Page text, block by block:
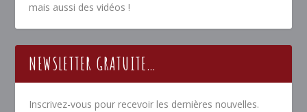
mais aussi des vidéos !
NEWSLETTER GRATUITE…
Inscrivez-vous pour recevoir les dernières nouvelles.